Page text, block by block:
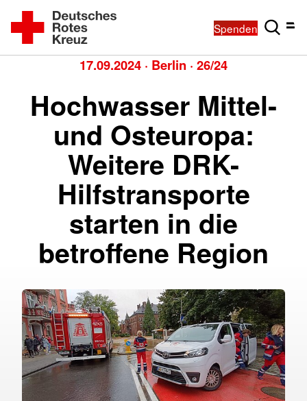
Spenden
17.09.2024 · Berlin · 26/24
Hochwasser Mittel-
und Osteuropa:
Weitere DRK-
Hilfstransporte
starten in die
betroffene Region